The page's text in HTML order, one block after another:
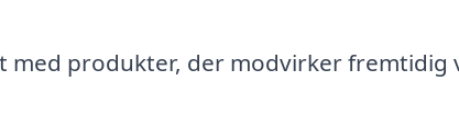
med produkter, der modvirker fremtidig